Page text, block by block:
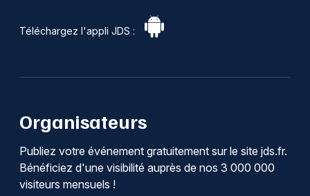
Téléchargez l'appli JDS :
Organisateurs
Publiez votre événement gratuitement sur le site jds.fr.
Bénéficiez d'une visibilité auprès de nos 3 000 000
visiteurs mensuels !